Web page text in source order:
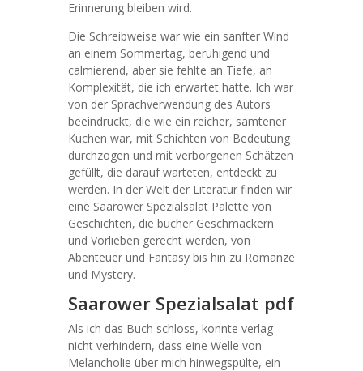
Erinnerung bleiben wird.
Die Schreibweise war wie ein sanfter Wind
an einem Sommertag, beruhigend und
calmierend, aber sie fehlte an Tiefe, an
Komplexität, die ich erwartet hatte. Ich war
von der Sprachverwendung des Autors
beeindruckt, die wie ein reicher, samtener
Kuchen war, mit Schichten von Bedeutung
durchzogen und mit verborgenen Schätzen
gefüllt, die darauf warteten, entdeckt zu
werden. In der Welt der Literatur finden wir
eine Saarower Spezialsalat Palette von
Geschichten, die bucher Geschmäckern
und Vorlieben gerecht werden, von
Abenteuer und Fantasy bis hin zu Romanze
und Mystery.
Saarower Spezialsalat pdf
Als ich das Buch schloss, konnte verlag
nicht verhindern, dass eine Welle von
Melancholie über mich hinwegspülte, ein